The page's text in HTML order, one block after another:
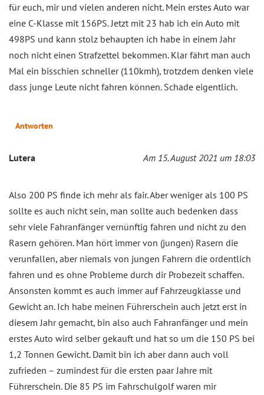
für euch, mir und vielen anderen nicht. Mein erstes Auto war
eine C-Klasse mit 156PS. Jetzt mit 23 hab ich ein Auto mit
498PS und kann stolz behaupten ich habe in einem Jahr
noch nicht einen Strafzettel bekommen. Klar fährt man auch
Mal ein bisschien schneller (110kmh), trotzdem denken viele
dass junge Leute nicht fahren können. Schade eigentlich.
Antworten
Lutera Am 15. August 2021 um 18:03
Also 200 PS finde ich mehr als fair. Aber weniger als 100 PS
sollte es auch nicht sein, man sollte auch bedenken dass
sehr viele Fahranfänger vernünftig fahren und nicht zu den
Rasern gehören. Man hört immer von (jungen) Rasern die
verunfallen, aber niemals von jungen Fahrern die ordentlich
fahren und es ohne Probleme durch dir Probezeit schaffen.
Ansonsten kommt es auch immer auf Fahrzeugklasse und
Gewicht an. Ich habe meinen Führerschein auch jetzt erst in
diesem Jahr gemacht, bin also auch Fahranfänger und mein
erstes Auto wird selber gekauft und hat so um die 150 PS bei
1,2 Tonnen Gewicht. Damit bin ich aber dann auch voll
zufrieden – zumindest für die ersten paar Jahre mit
Führerschein. Die 85 PS im Fahrschulgolf waren mir